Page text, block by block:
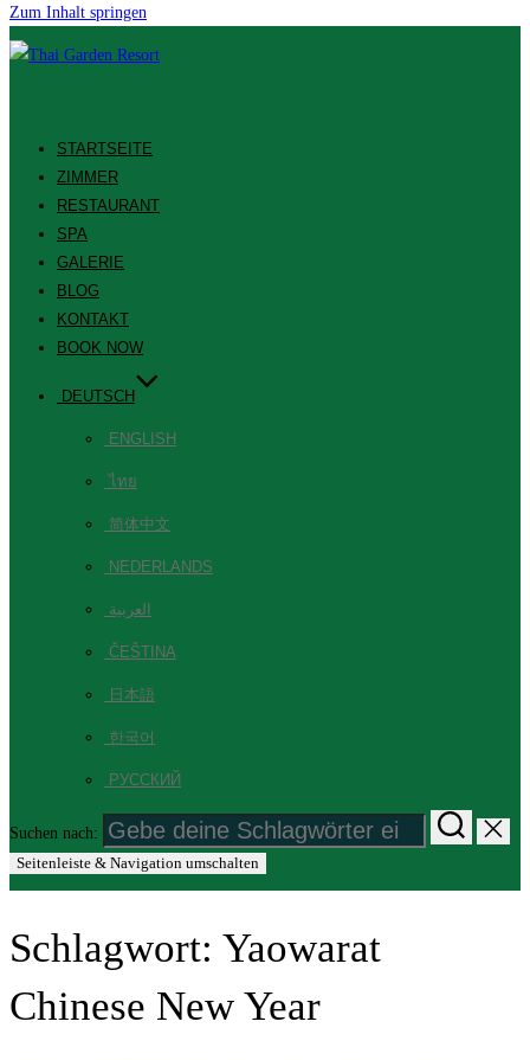
Zum Inhalt springen
STARTSEITE
ZIMMER
RESTAURANT
SPA
GALERIE
BLOG
KONTAKT
BOOK NOW
DEUTSCH
ENGLISH
ไทย
简体中文
NEDERLANDS
العربية
ČEŠTINA
日本語
한국어
РУССКИЙ
Suchen nach:
Seitenleiste & Navigation umschalten
Schlagwort: Yaowarat
Chinese New Year